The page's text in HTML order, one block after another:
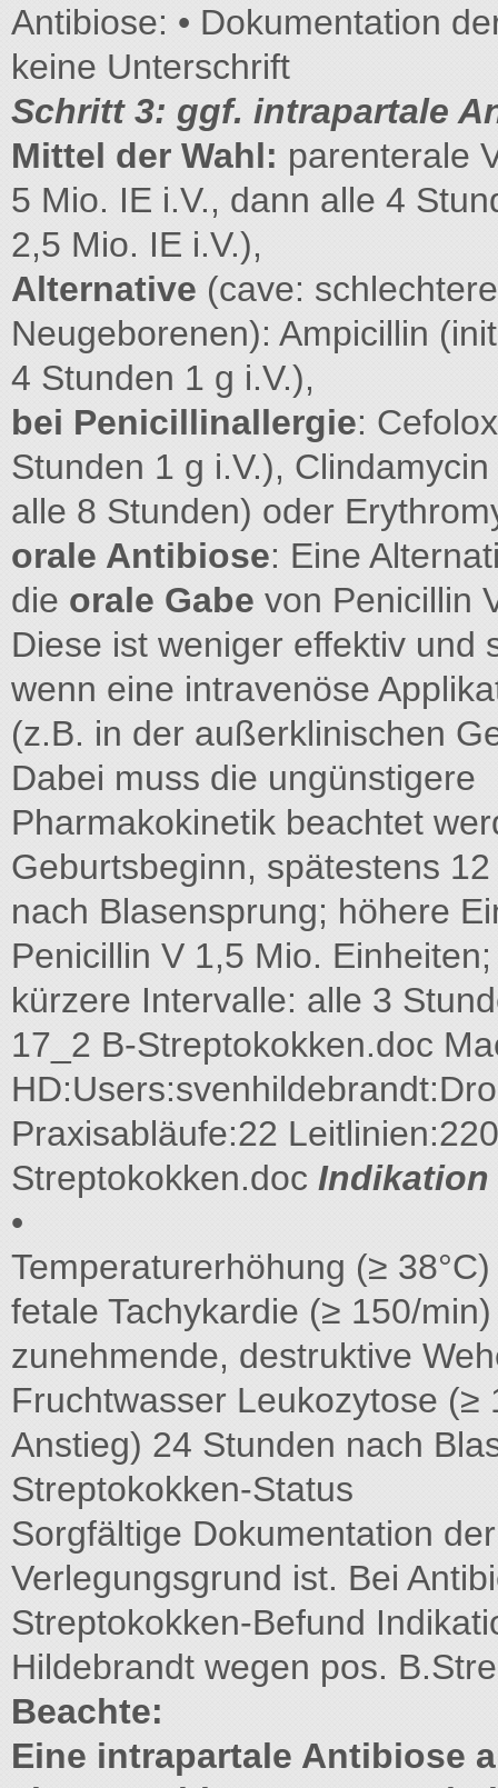
Antibiose: • Dokumentation
keine Unterschrift
Schritt 3: ggf. intrapartale
Mittel der Wahl: parenterale
5 Mio. IE i.V., dann alle 4
2,5 Mio. IE i.V.),
Alternative (cave:
Neugeborenen): Ampicillin
4 Stunden 1 g i.V.),
bei Penicillinallergie:
Stunden 1 g i.V.),
alle 8 Stunden) oder
orale Antibiose: Eine
die orale Gabe von Penicillin
Diese ist weniger effektiv und
wenn eine intravenöse
(z.B. in der außerklinischen
Dabei muss die ungünstigere
Pharmakokinetik beachtet
Geburtsbeginn, spätestens
nach Blasensprung; höhere
Penicillin V 1,5 Mio. Einheiten;
kürzere Intervalle: alle 3
17_2 B-Streptokokken.doc
Praxisabläufe:22
Streptokokken.doc
•
Temperaturerhöhung (≥
fetale Tachykardie (≥ 150/
zunehmende, destruktive
Fruchtwasser Leukozytose
Anstieg) 24 Stunden nach
Streptokokken-Status
Sorgfältige Dokumentation
Verlegungsgrund ist. Bei
Streptokokken-Befund
Hildebrandt wegen pos.
Beachte:
Eine intrapartale Antibiose